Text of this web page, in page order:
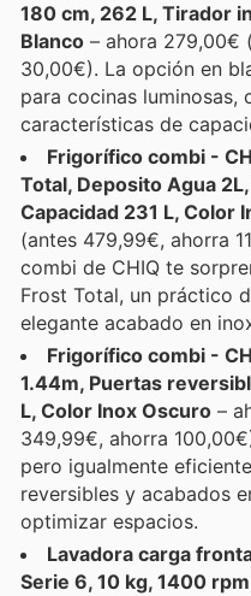
180 cm, 262 L, Tirador
Blanco – ahora 279,00€
30,00€). La opción en
para cocinas luminosas,
características de
Frigorífico combi -
Total, Deposito Agua
Capacidad 231 L, Color
(antes 479,99€, ahorra
combi de CHIQ te
Frost Total, un práctico
elegante acabado en
Frigorífico combi -
1.44m, Puertas
L, Color Inox Oscuro –
349,99€, ahorra
pero igualmente
reversibles y acabados
optimizar espacios.
Lavadora carga
Serie 6, 10 kg, 1400